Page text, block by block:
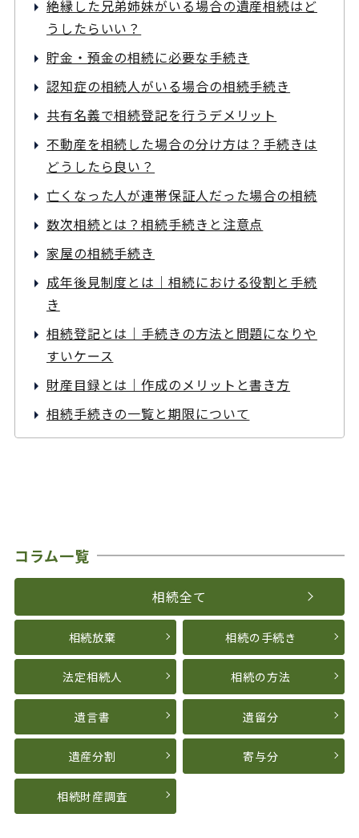
絶縁した兄弟姉妹がいる場合の遺産相続はど
うしたらいい？
貯金・預金の相続に必要な手続き
認知症の相続人がいる場合の相続手続き
共有名義で相続登記を行うデメリット
不動産を相続した場合の分け方は？手続きは
どうしたら良い？
亡くなった人が連帯保証人だった場合の相続
数次相続とは？相続手続きと注意点
家屋の相続手続き
成年後見制度とは｜相続における役割と手続
き
相続登記とは｜手続きの方法と問題になりや
すいケース
財産目録とは｜作成のメリットと書き方
相続手続きの一覧と期限について
コラム一覧
相続全て
相続放棄 相続の手続き
法定相続人 相続の方法
遺言書 遺留分
遺産分割 寄与分
相続財産調査